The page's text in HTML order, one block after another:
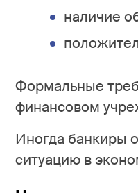
наличие
Формальные
финансовом
Иногда банкиры
ситуацию в